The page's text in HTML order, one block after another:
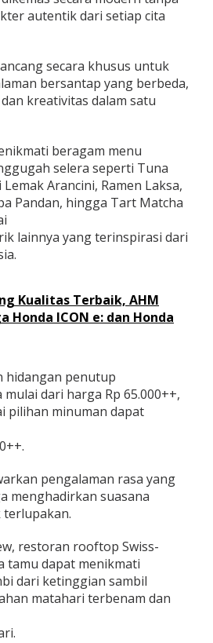
autentik dari setiap cita
secara khusus untuk
bersantap yang berbeda,
kreativitas dalam satu
beragam menu
selera seperti Tuna
Arancini, Ramen Laksa,
Pandan, hingga Tart Matcha
lainnya yang terinspirasi dari
Kualitas Terbaik, AHM
Honda ICON e: dan Honda
hidangan penutup
dari harga Rp 65.000++,
pilihan minuman dapat
pengalaman rasa yang
menghadirkan suasana
restoran rooftop Swiss-
tamu dapat menikmati
dari ketinggian sambil
matahari terbenam dan